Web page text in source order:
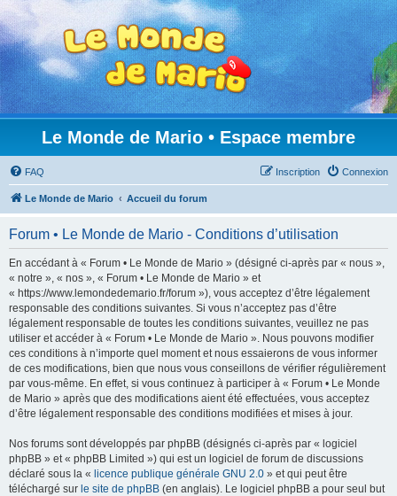
Le Monde de Mario • Espace membre
FAQ Connexion
Inscription
Le Monde de Mario Accueil du forum
Forum • Le Monde de Mario - Conditions d’utilisation
En accédant à « Forum • Le Monde de Mario » (désigné ci-après par « nous »,
« notre », « nos », « Forum • Le Monde de Mario » et
« https://www.lemondedemario.fr/forum »), vous acceptez d’être légalement
responsable des conditions suivantes. Si vous n’acceptez pas d’être
légalement responsable de toutes les conditions suivantes, veuillez ne pas
utiliser et accéder à « Forum • Le Monde de Mario ». Nous pouvons modifier
ces conditions à n’importe quel moment et nous essaierons de vous informer
de ces modifications, bien que nous vous conseillons de vérifier régulièrement
par vous-même. En effet, si vous continuez à participer à « Forum • Le Monde
de Mario » après que des modifications aient été effectuées, vous acceptez
d’être légalement responsable des conditions modifiées et mises à jour.
Nos forums sont développés par phpBB (désignés ci-après par « logiciel
phpBB » et « phpBB Limited ») qui est un logiciel de forum de discussions
déclaré sous la « licence publique générale GNU 2.0 » et qui peut être
téléchargé sur le site de phpBB (en anglais). Le logiciel phpBB a pour seul but